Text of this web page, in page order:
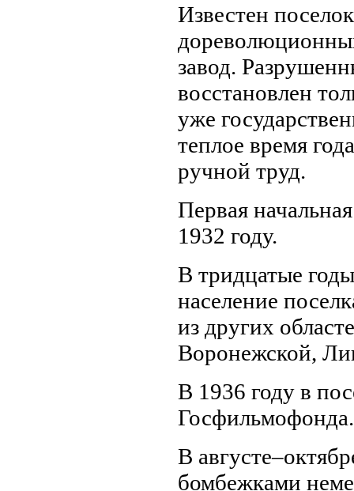
Известен
завод.
восстановлен
уже
теплое время
ручной труд.
Первая
1932 году.
В тридцатые
население
из других
Воронежской,
В 1936 году в
Госфильмофонда.
В
бомбежками